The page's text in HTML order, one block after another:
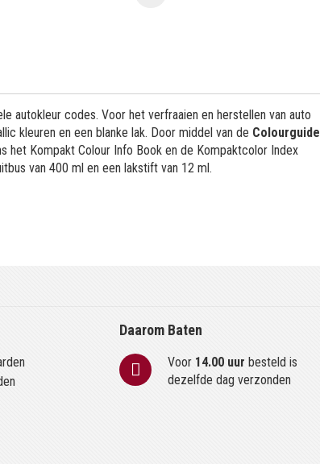
autokleur codes. Voor het verfraaien en herstellen van auto
kleuren en een blanke lak. Door middel van de Colourguide
het Kompakt Colour Info Book en de Kompaktcolor Index
van 400 ml en een lakstift van 12 ml.
Daarom Baten
Voor 14.00 uur besteld is
dezelfde dag verzonden